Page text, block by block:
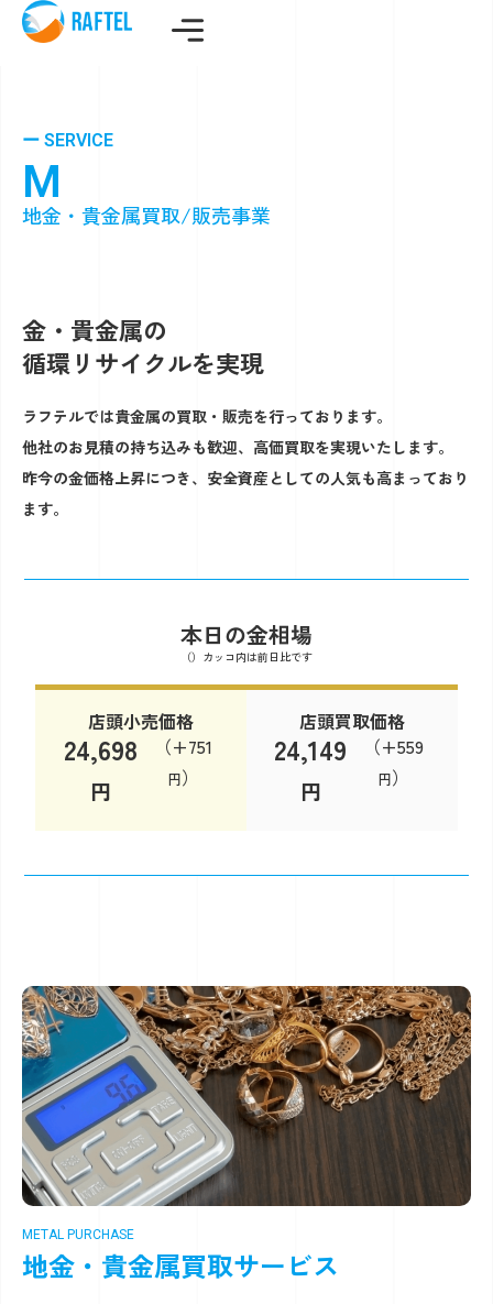
ー SERVICE
M
地金・貴金属買取/販売事業
金・貴金属の
循環リサイクルを実現
ラフテルでは貴金属の買取・販売を行っております。
他社のお見積の持ち込みも歓迎、高価買取を実現いたします。
昨今の金価格上昇につき、安全資産としての人気も高まっており
ます。
本日の金相場
（）カッコ内は前日比です
店頭小売価格
24,698
円
（+751
円）
店頭買取価格
24,149
円
（+559
円）
METAL PURCHASE
地金・貴金属買取サービス